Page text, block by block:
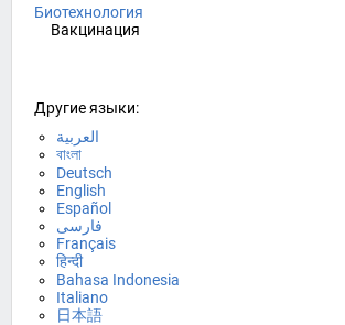
Биотехнология
Вакцинация
Другие языки:
العربية
বাংলা
Deutsch
English
Español
فارسی
Français
हिन्दी
Bahasa Indonesia
Italiano
日本語